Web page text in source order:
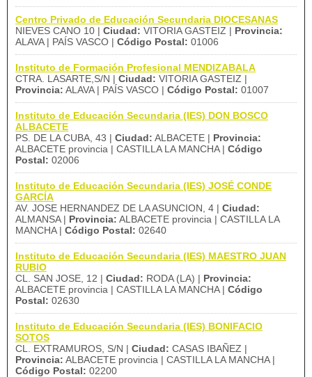
Centro Privado de Educación Secundaria DIOCESANAS
NIEVES CANO 10 | Ciudad: VITORIA GASTEIZ | Provincia:
ALAVA | PAÍS VASCO | Código Postal: 01006
Instituto de Formación Profesional MENDIZABALA
CTRA. LASARTE,S/N | Ciudad: VITORIA GASTEIZ |
Provincia: ALAVA | PAÍS VASCO | Código Postal: 01007
Instituto de Educación Secundaria (IES) DON BOSCO
ALBACETE
PS. DE LA CUBA, 43 | Ciudad: ALBACETE | Provincia:
ALBACETE provincia | CASTILLA LA MANCHA | Código
Postal: 02006
Instituto de Educación Secundaria (IES) JOSÉ CONDE
GARCÍA
AV. JOSE HERNANDEZ DE LA ASUNCION, 4 | Ciudad:
ALMANSA | Provincia: ALBACETE provincia | CASTILLA LA
MANCHA | Código Postal: 02640
Instituto de Educación Secundaria (IES) MAESTRO JUAN
RUBIO
CL. SAN JOSE, 12 | Ciudad: RODA (LA) | Provincia:
ALBACETE provincia | CASTILLA LA MANCHA | Código
Postal: 02630
Instituto de Educación Secundaria (IES) BONIFACIO
SOTOS
CL. EXTRAMUROS, S/N | Ciudad: CASAS IBAÑEZ |
Provincia: ALBACETE provincia | CASTILLA LA MANCHA |
Código Postal: 02200